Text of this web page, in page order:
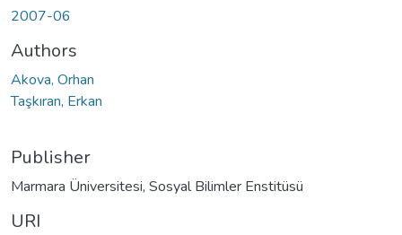
2007-06
Authors
Akova, Orhan
Taşkıran, Erkan
Publisher
Marmara Üniversitesi, Sosyal Bilimler Enstitüsü
URI